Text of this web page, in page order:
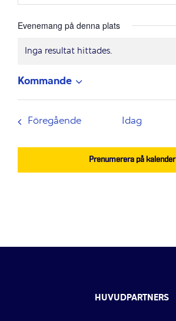
Evenemang på denna plats
Notis
Inga resultat hittades.
Kommande
Välj
datum.
FöregåendeEvenemang
Idag
Prenumerera på kalender
HUVUDPARTNERS